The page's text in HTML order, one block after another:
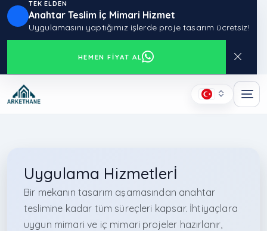
TEK ELDEN
Anahtar Teslim İç Mimari Hizmet
Uygulamasını yaptığımız işlerde proje tasarım ücretsiz!
HEMEN FIYAT AL
Uygulama Hizmetlerİ
Bir mekanın tasarım aşamasından anahtar
teslimine kadar tüm süreçleri kapsar. İhtiyaçlara
uygun mimari ve iç mimari projeler hazırlanır,